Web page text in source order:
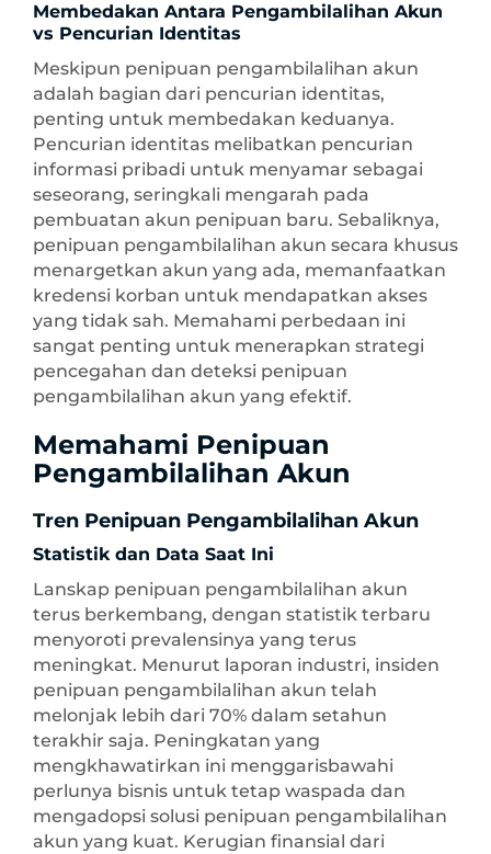
Membedakan Antara Pengambilalihan Akun
vs Pencurian Identitas
Meskipun penipuan pengambilalihan akun
adalah bagian dari pencurian identitas,
penting untuk membedakan keduanya.
Pencurian identitas melibatkan pencurian
informasi pribadi untuk menyamar sebagai
seseorang, seringkali mengarah pada
pembuatan akun penipuan baru. Sebaliknya,
penipuan pengambilalihan akun secara khusus
menargetkan akun yang ada, memanfaatkan
kredensi korban untuk mendapatkan akses
yang tidak sah. Memahami perbedaan ini
sangat penting untuk menerapkan strategi
pencegahan dan deteksi penipuan
pengambilalihan akun yang efektif.
Memahami Penipuan
Pengambilalihan Akun
Tren Penipuan Pengambilalihan Akun
Statistik dan Data Saat Ini
Lanskap penipuan pengambilalihan akun
terus berkembang, dengan statistik terbaru
menyoroti prevalensinya yang terus
meningkat. Menurut laporan industri, insiden
penipuan pengambilalihan akun telah
melonjak lebih dari 70% dalam setahun
terakhir saja. Peningkatan yang
mengkhawatirkan ini menggarisbawahi
perlunya bisnis untuk tetap waspada dan
mengadopsi solusi penipuan pengambilalihan
akun yang kuat. Kerugian finansial dari